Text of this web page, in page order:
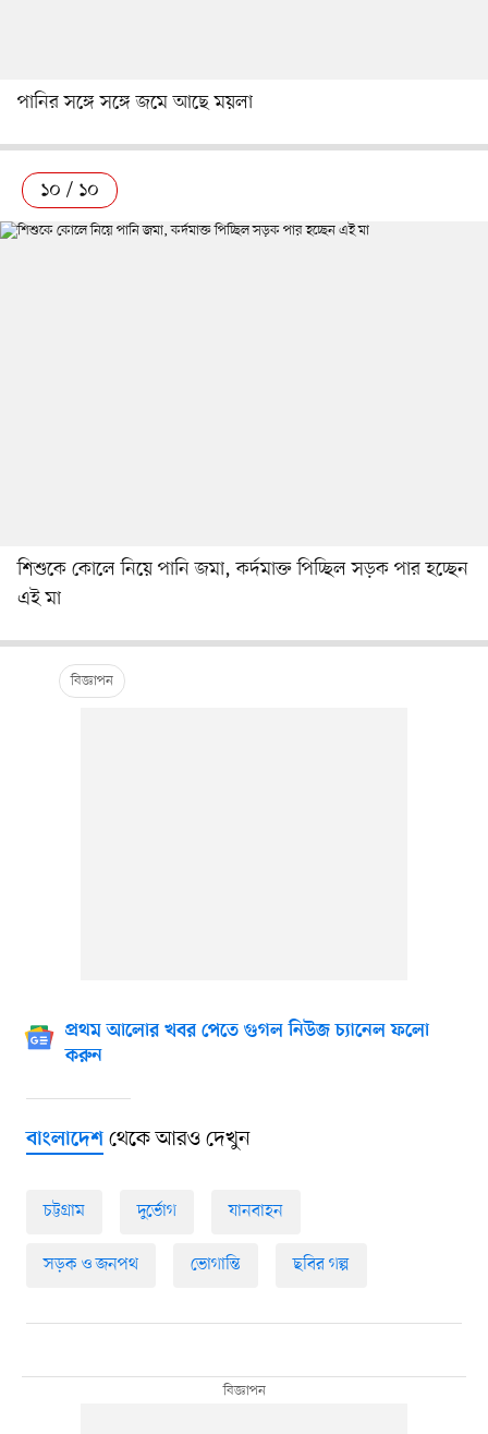
পানির সঙ্গে সঙ্গে জমে আছে ময়লা
১০ / ১০
শিশুকে কোলে নিয়ে পানি জমা, কর্দমাক্ত পিচ্ছিল সড়ক পার হচ্ছেন
এই মা
প্রথম আলোর খবর পেতে গুগল নিউজ চ্যানেল ফলো
করুন
বাংলাদেশথেকে আরও দেখুন
চট্টগ্রাম দুর্ভোগ যানবাহন
সড়ক ও জনপথ ভোগান্তি ছবির গল্প